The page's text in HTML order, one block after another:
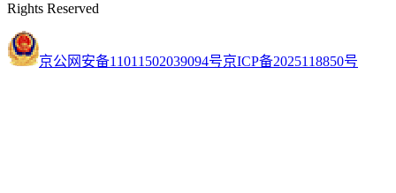
Rights Reserved
京公网安备11011502039094号京ICP备2025118850号